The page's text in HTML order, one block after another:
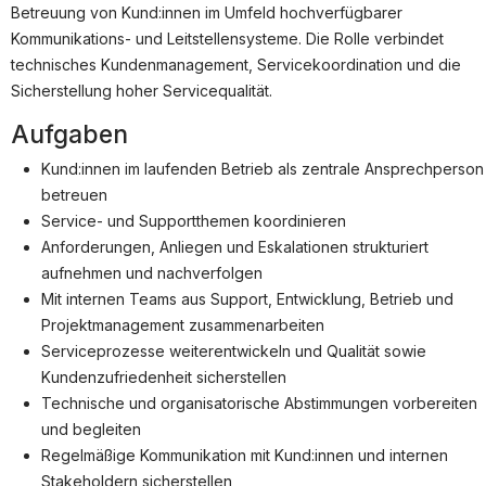
Betreuung von Kund:innen im Umfeld hochverfügbarer
Kommunikations- und Leitstellensysteme. Die Rolle verbindet
technisches Kundenmanagement, Servicekoordination und die
Sicherstellung hoher Servicequalität.
Aufgaben
Kund:innen im laufenden Betrieb als zentrale Ansprechperson
betreuen
Service- und Supportthemen koordinieren
Anforderungen, Anliegen und Eskalationen strukturiert
aufnehmen und nachverfolgen
Mit internen Teams aus Support, Entwicklung, Betrieb und
Projektmanagement zusammenarbeiten
Serviceprozesse weiterentwickeln und Qualität sowie
Kundenzufriedenheit sicherstellen
Technische und organisatorische Abstimmungen vorbereiten
und begleiten
Regelmäßige Kommunikation mit Kund:innen und internen
Stakeholdern sicherstellen
Systemstatus
Jobs
Jobkategorien
Berufsfelder
Für Unternehmen
Kandidaten finden
Inserat buchen
© informatikjobs.at 2026Impressum AGBDatenschutz
Cookie-Einstellungen